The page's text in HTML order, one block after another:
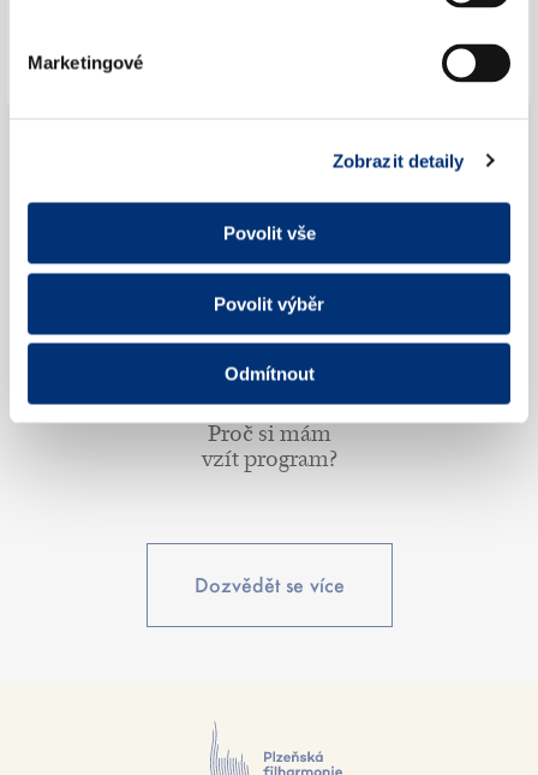
Marketingové
Zobrazit detaily
Povolit vše
Povolit výběr
Odmítnout
Co je to věta?
Proč si mám
vzít program?
Dozvědět se více